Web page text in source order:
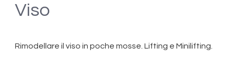
Viso
Rimodellare il viso in poche mosse. Lifting e Minilifting.